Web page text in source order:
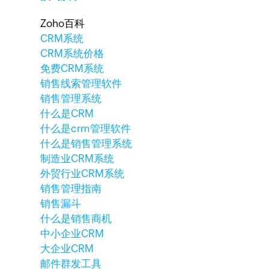
Zoho百科
CRM系统
CRM系统价格
免费CRM系统
销售线索管理软件
销售管理系统
什么是CRM
什么是crm管理软件
什么是销售管理系统
制造业CRM系统
外贸行业CRM系统
销售管理指南
销售漏斗
什么是销售商机
中小企业CRM
大企业CRM
邮件群发工具